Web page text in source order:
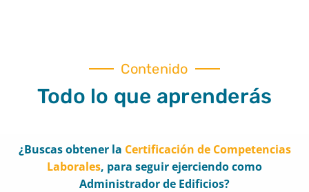
Contenido
Todo lo que aprenderás
¿Buscas obtener la Certificación de Competencias
Laborales, para seguir ejerciendo como
Administrador de Edificios?